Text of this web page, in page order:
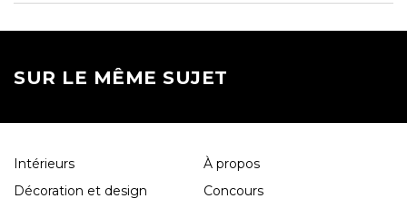
SUR LE MÊME SUJET
Intérieurs
Décoration et design
À propos
Concours